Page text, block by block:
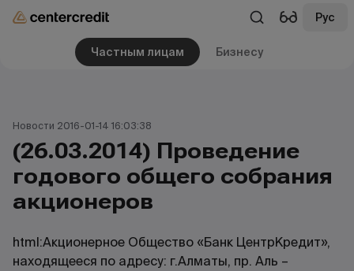
Рус
Частным лицам Бизнесу
Новости 2016-01-14 16:03:38
(26.03.2014) Проведение
годового общего собрания
акционеров
html:Акционерное Общество «Банк ЦентрКредит»,
находящееся по адресу: г.Алматы, пр. Аль –